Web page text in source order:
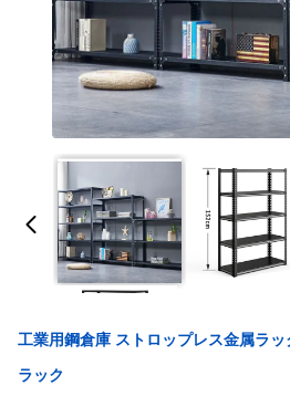
工業用鋼倉庫 ストロップレス金属ラ
ラック